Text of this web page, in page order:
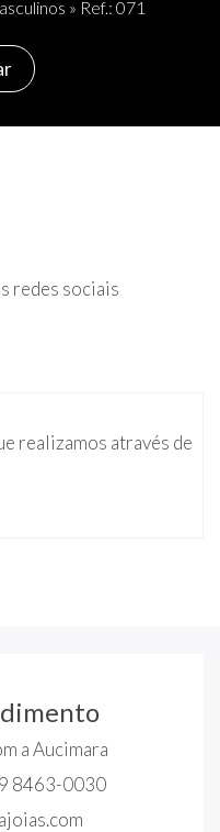
» Ref.: 071
redes sociais
realizamos através de
a Aucimara
8463-0030